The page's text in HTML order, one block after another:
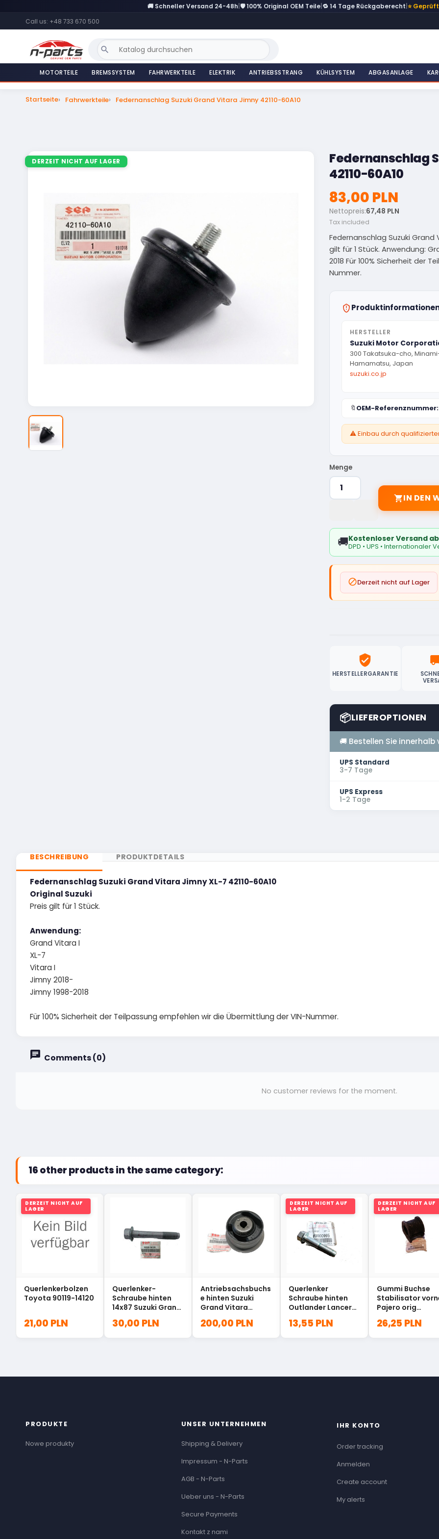
🚚 Schneller Versand 24-48h 🛡️ 100% Original OEM Teile 🔁 14 Tage Rückgaberecht ⭐
Call us: +48 733 670 500
search
MOTORTEILE BREMSSYSTEM FAHRWERKTEILE ELEKTRIK ANTRIEBSSTRANG KÜHLSYSTEM ABGASANLAGE
Startseite Fahrwerkteile Federnanschlag Suzuki Grand Vitara Jimny 42110-60A10
DERZEIT NICHT AUF LAGER
Federnanschlag
42110-60A10
83,00 PLN
Nettopreis:67,48 PLN
Tax included
Federnanschlag Suzuki Grand
gilt für 1 Stück. Anwendung:
2018 Für 100% Sicherheit der
Nummer.
Produktinformationen
HERSTELLER
Suzuki Motor
300 Takatsuka-cho,
Hamamatsu, Japan
suzuki.co.jp
🔖 OEM-Referenznummer:
⚠️ Einbau durch
Menge
IN DEN
🚚Kostenloser Versand
DPD • UPS • Internationaler
Derzeit nicht auf Lager
verified_user
HERSTELLERGARANTIE
📦LIEFEROPTIONEN
🚚 Bestellen Sie innerhalb
UPS Standard
3-7 Tage
UPS Express
1-2 Tage
BESCHREIBUNG PRODUKTDETAILS
Federnanschlag Suzuki Grand Vitara Jimny XL-7 42110-60A10
Original Suzuki
Preis gilt für 1 Stück.
Anwendung:
Grand Vitara I
XL-7
Vitara I
Jimny 2018-
Jimny 1998-2018
Für 100% Sicherheit der Teilpassung empfehlen wir die Übermittlung der VIN-Nummer.
Comments (0)
No customer reviews for the moment.
16 other products in the same category:
DERZEIT NICHT AUF
LAGER
Querlenkerbolzen
Toyota 90119-14120
21,00 PLN
Querlenker-
Schraube hinten
14x87 Suzuki Grand
30,00 PLN
Antriebsachsbuchs
e hinten Suzuki
Grand Vitara
200,00 PLN
DERZEIT NICHT AUF
LAGER
Querlenker
Schraube hinten
Outlander Lancer
13,55 PLN
DERZEIT NICHT AUF
LAGER
Gummi Buchse
Stabilisator
Pajero orig
26,25 PLN
PRODUKTE
Nowe produkty
UNSER UNTERNEHMEN
Shipping & Delivery
Impressum - N-Parts
AGB - N-Parts
Ueber uns - N-Parts
Secure Payments
Kontakt z nami
IHR KONTO
Order tracking
Anmelden
Create account
My alerts